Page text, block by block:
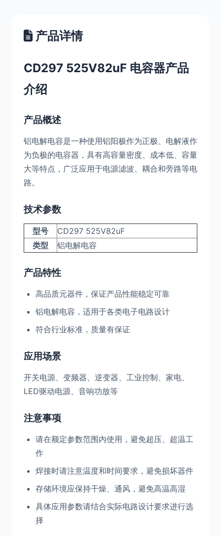
产品详情
CD297 525V82uF 电容器产品
介绍
产品概述
铝电解电容是一种使用铝阳极作为正极、电解液作
为负极的电容器，具有高容量密度、成本低、容量
大等特点，广泛应用于电源滤波、耦合和旁路等电
路。
技术参数
型号
CD297 525V82uF
类型
铝电解电容
产品特性
高品质元器件，保证产品性能稳定可靠
铝电解电容，适用于各类电子电路设计
符合行业标准，质量有保证
应用场景
开关电源、变频器、逆变器、工业控制、家电、
LED驱动电源、音响功放等
注意事项
请在额定参数范围内使用，避免超压、超温工
作
焊接时请注意温度和时间要求，避免损坏器件
存储环境应保持干燥、通风，避免高温高湿
具体应用参数请结合实际电路设计要求进行选
择